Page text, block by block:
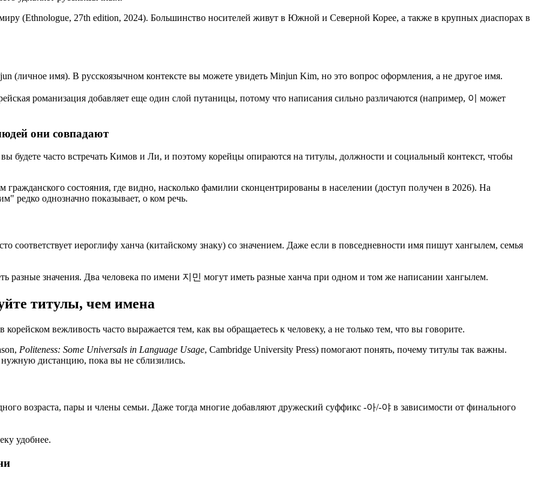
(Ethnologue, 27th edition, 2024). Большинство носителей живут в Южной и Северной Корее, а также в крупных диаспорах в
(личное имя). В русскоязычном контексте вы можете увидеть Minjun Kim, но это вопрос оформления, а не другое имя.
романизация добавляет еще один слой путаницы, потому что написания сильно различаются (например, 이 может
они совпадают
будете часто встречать Кимов и Ли, и поэтому корейцы опираются на титулы, должности и социальный контекст, чтобы
состояния, где видно, насколько фамилии сконцентрированы в населении (доступ получен в 2026). На
редко однозначно показывает, о ком речь.
соответствует иероглифу ханча (китайскому знаку) со значением. Даже если в повседневности имя пишут хангылем, семья
разные значения. Два человека по имени 지민 могут иметь разные ханча при одном и том же написании хангылем.
титулы, чем имена
вежливость часто выражается тем, как вы обращаетесь к человеку, а не только тем, что вы говорите.
Politeness: Some Universals in Language Usage, Cambridge University Press) помогают понять, почему титулы так важны.
дистанцию, пока вы не сблизились.
возраста, пары и члены семьи. Даже тогда многие добавляют дружеский суффикс -아/-야 в зависимости от финального
удобнее.